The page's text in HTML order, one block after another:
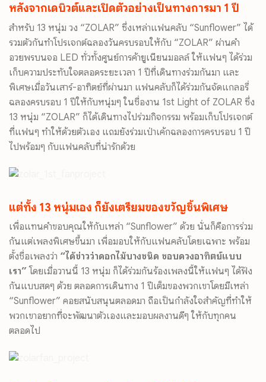
หลังจากเดบิวต์และเปิดตัวอย่างเป็นทางการมา 1 ปี
สำหรับ 13 หนุ่ม วง “ZOLAR” ซึ่งเหล่าแฟนคลับ “Sunflower” ได้
รวมตัวกันทำโปรเจกต์ฉลองวันครบรอบให้กับ “ZOLAR” ผ่านคำ
อวยพรบนจอ LED ทั่วทั้งศูนย์การค้ายูเนียนมอลล์ ให้แฟนๆ ได้ร่วม
เก็บความประทับใจตลอดระยะเวลา 1 ปีที่เดินทางร่วมกันมา และ
พิเศษเมื่อวันเสาร์-อาทิตย์ที่ผ่านมา แฟนคลับก็ได้ร่วมกันจัดแกลอรี่
ฉลองครบรอบ 1 ปีให้กับหนุ่มๆ ในชื่องาน 1st Light of ZOLAR ซึ่ง
13 หนุ่ม “ZOLAR” ก็ได้เดินทางไปร่วมกิจกรรม พร้อมเก็บโปรเจกต์
ที่แฟนๆ ทำให้ด้วยตัวเอง แถมยังร่วมเป่าเค้กฉลองการครบรอบ 1 ปี
ไปพร้อมๆ กับแฟนคลับที่น่ารักด้วย
แต่ทั้ง 13 หนุ่มเอง ก็ยังเตรียมของขวัญชิ้นพิเศษ
เพื่อแทนคำขอบคุณให้กับเหล่า “Sunflower” ด้วย นั่นก็คือการร่วม
กันแต่เพลงพิเศษขึ้นมา เพื่อมอบให้กับแฟนคลับโดยเฉพาะ พร้อม
ตั้งชื่อเพลงว่า “ได้ข่าวว่าดอกไม้บางชนิด ชอบดวงอาทิตย์แบบ
เรา” โดยเมื่อวานนี้ 13 หนุ่ม ก็ได้ร่วมกันร้องเพลงนี้ให้แฟนๆ ได้ฟัง
กันแบบสดๆ ด้วย ตลอดการเดินทาง 1 ปีเต็มของพวกเขาโดยมีเหล่า
“Sunflower” คอยสนับสนุนตลอดมา ถือเป็นกำลังใจสำคัญที่ทำให้
พวกเขาอยากที่จะพัฒนาตัวเองและมอบผลงานดีๆ ให้กับทุกคน
ตลอดไป